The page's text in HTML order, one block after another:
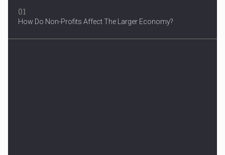
01
How Do Non-Profits Affect The Larger Economy?